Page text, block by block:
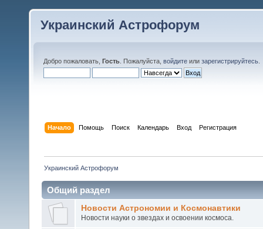
Украинский Астрофорум
Добро пожаловать, Гость . Пожалуйста, войдите или зарегистрируйтесь
Начало Помощь Поиск Календарь Вход Регистрация
Украинский Астрофорум
Общий раздел
Новости Астрономии и Космонавтики
Новости науки о звездах и освоении космоса.